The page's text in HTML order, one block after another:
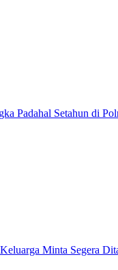
Padahal Setahun di
Minta Segera